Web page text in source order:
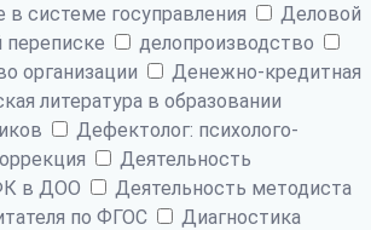
системе госуправления
Деловой
переписке
делопроизводство
организации
Денежно-кредитная
литература в образовании
Дефектолог: психолого-
Деятельность
в ДОО
Деятельность методиста
по ФГОС
Диагностика